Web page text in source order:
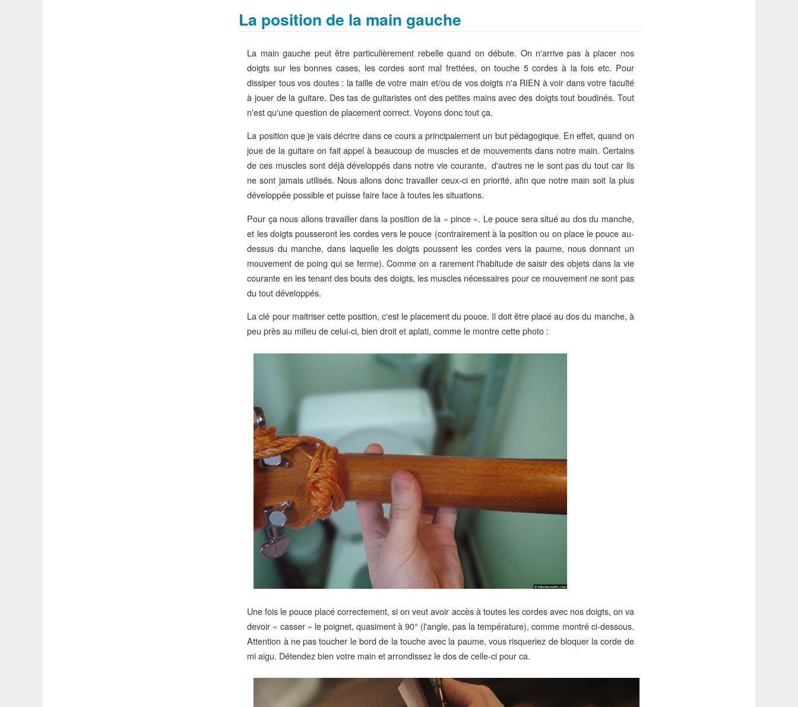
La position de la main gauche
La main gauche peut être particulièrement rebelle quand on débute. On n'arrive pas à placer nos
doigts sur les bonnes cases, les cordes sont mal frettées, on touche 5 cordes à la fois etc. Pour
dissiper tous vos doutes : la taille de votre main et/ou de vos doigts n'a RIEN à voir dans votre faculté
à jouer de la guitare. Des tas de guitaristes ont des petites mains avec des doigts tout boudinés. Tout
n'est qu'une question de placement correct. Voyons donc tout ça.
La position que je vais décrire dans ce cours a principalement un but pédagogique. En effet, quand on
joue de la guitare on fait appel à beaucoup de muscles et de mouvements dans notre main. Certains
de ces muscles sont déjà développés dans notre vie courante, d'autres ne le sont pas du tout car ils
ne sont jamais utilisés. Nous allons donc travailler ceux-ci en priorité, afin que notre main soit la plus
développée possible et puisse faire face à toutes les situations.
Pour ça nous allons travailler dans la position de la « pince ». Le pouce sera situé au dos du manche,
et les doigts pousseront les cordes vers le pouce (contrairement à la position ou on place le pouce au-
dessus du manche, dans laquelle les doigts poussent les cordes vers la paume, nous donnant un
mouvement de poing qui se ferme). Comme on a rarement l'habitude de saisir des objets dans la vie
courante en les tenant des bouts des doigts, les muscles nécessaires pour ce mouvement ne sont pas
du tout développés.
La clé pour maitriser cette position, c'est le placement du pouce. Il doit être placé au dos du manche, à
peu près au milieu de celui-ci, bien droit et aplati, comme le montre cette photo :
Une fois le pouce placé correctement, si on veut avoir accès à toutes les cordes avec nos doigts, on va
devoir « casser » le poignet, quasiment à 90° (l'angle, pas la température), comme montré ci-dessous.
Attention à ne pas toucher le bord de la touche avec la paume, vous risqueriez de bloquer la corde de
mi aigu. Détendez bien votre main et arrondissez le dos de celle-ci pour ca.